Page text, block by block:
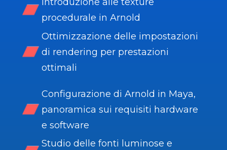
procedurale in Arnold
Ottimizzazione delle impostazioni
di rendering per prestazioni
ottimali
Configurazione di Arnold in Maya,
panoramica sui requisiti hardware
e software
Studio delle fonti luminose e